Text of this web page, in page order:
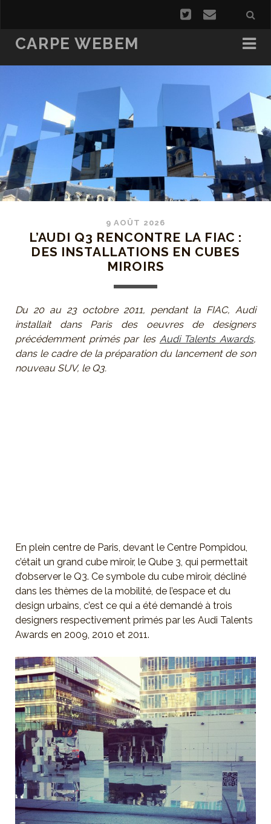
CARPE WEBEM
9 AOÛT 2026
L’AUDI Q3 RENCONTRE LA FIAC :
DES INSTALLATIONS EN CUBES
MIROIRS
Du 20 au 23 octobre 2011, pendant la FIAC, Audi
installait dans Paris des oeuvres de designers
précédemment primés par les Audi Talents Awards,
dans le cadre de la préparation du lancement de son
nouveau SUV, le Q3.
En plein centre de Paris, devant le Centre Pompidou,
c’était un grand cube miroir, le Qube 3, qui permettait
d’observer le Q3. Ce symbole du cube miroir, décliné
dans les thèmes de la mobilité, de l’espace et du
design urbains, c’est ce qui a été demandé à trois
designers respectivement primés par les Audi Talents
Awards en 2009, 2010 et 2011.